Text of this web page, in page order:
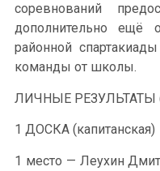
соревнований
дополнительно ещё
районной
команды от школы.
ЛИЧНЫЕ РЕЗУЛЬТАТЫ
1 ДОСКА (капитанская)
1 место — Леухин